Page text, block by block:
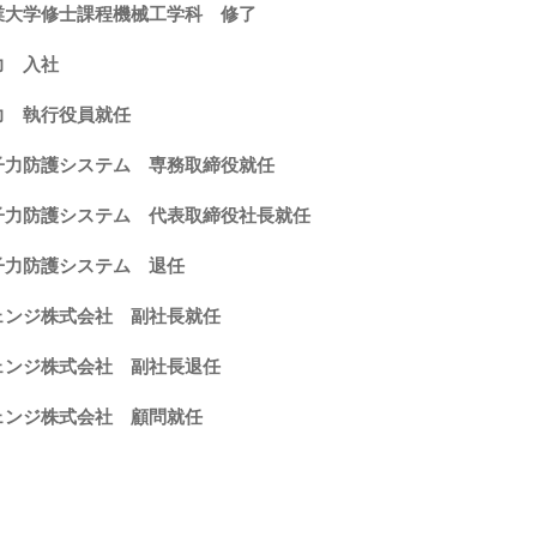
学修士課程機械工学科 修了
入社
執行役員就任
防護システム 専務取締役就任
防護システム 代表取締役社長就任
防護システム 退任
ジ株式会社 副社長就任
ジ株式会社 副社長退任
ジ株式会社 顧問就任